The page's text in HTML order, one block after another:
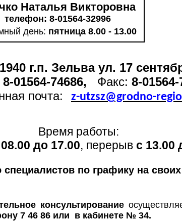
Наталья Викторовна
телефон: 8-01564-32996
день: пятница 8.00 - 13.00
г.п. Зельва ул. 17
8-01564-74686, Факс: 8-01564-
почта:
z-utzsz@grodno-
Время работы:
до 17.00, перерыв с 13.00
по графику на
консультирование
7 46 86 или в кабинете № 34.